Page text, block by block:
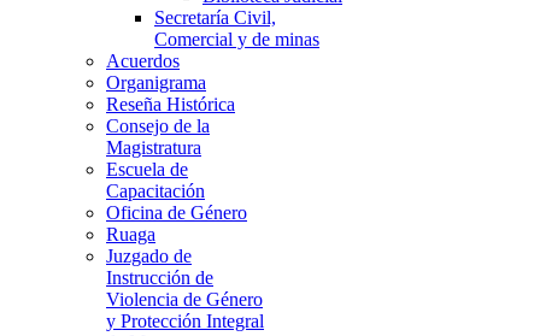
Secretaría Civil,
Comercial y de minas
Acuerdos
Organigrama
Reseña Histórica
Consejo de la
Magistratura
Escuela de
Capacitación
Oficina de Género
Ruaga
Juzgado de
Instrucción de
Violencia de Género
y Protección Integral